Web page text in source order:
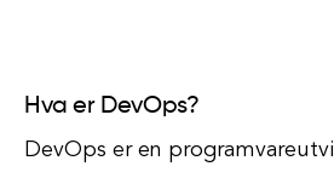
Hva er DevOps?
DevOps er en